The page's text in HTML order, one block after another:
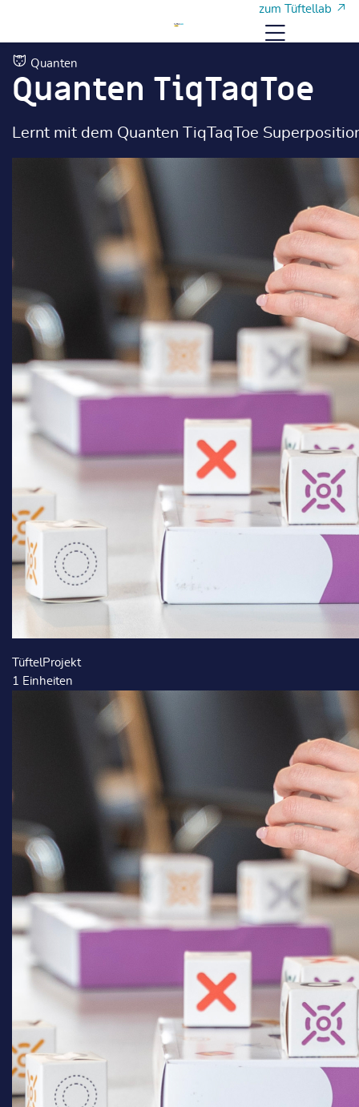
zum Tüftellab
Menü
Quanten
Quanten TiqTaqToe
Lernt mit dem Quanten TiqTaqToe
TüftelProjekt
1 Einheiten